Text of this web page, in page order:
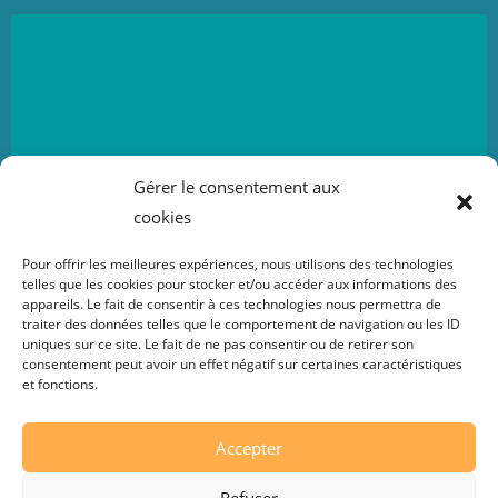
Gérer le consentement aux
cookies
Pour offrir les meilleures expériences, nous utilisons des technologies
telles que les cookies pour stocker et/ou accéder aux informations des
appareils. Le fait de consentir à ces technologies nous permettra de
traiter des données telles que le comportement de navigation ou les ID
uniques sur ce site. Le fait de ne pas consentir ou de retirer son
consentement peut avoir un effet négatif sur certaines caractéristiques
et fonctions.
Accepter
sont le club de hockey sur glace